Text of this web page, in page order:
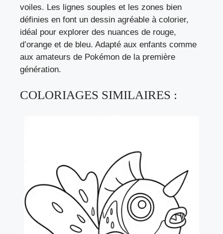
voiles. Les lignes souples et les zones bien
définies en font un dessin agréable à colorier,
idéal pour explorer des nuances de rouge,
d’orange et de bleu. Adapté aux enfants comme
aux amateurs de Pokémon de la première
génération.
COLORIAGES SIMILAIRES :